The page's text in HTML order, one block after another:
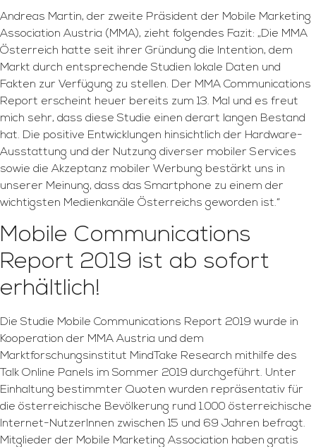
Andreas Martin, der zweite Präsident der Mobile Marketing
Association Austria (MMA), zieht folgendes Fazit: „Die MMA
Österreich hatte seit ihrer Gründung die Intention, dem
Markt durch entsprechende Studien lokale Daten und
Fakten zur Verfügung zu stellen. Der MMA Communications
Report erscheint heuer bereits zum 13. Mal und es freut
mich sehr, dass diese Studie einen derart langen Bestand
hat. Die positive Entwicklungen hinsichtlich der Hardware-
Ausstattung und der Nutzung diverser mobiler Services
sowie die Akzeptanz mobiler Werbung bestärkt uns in
unserer Meinung, dass das Smartphone zu einem der
wichtigsten Medienkanäle Österreichs geworden ist.“
Mobile Communications
Report 2019 ist ab sofort
erhältlich!
Die Studie Mobile Communications Report 2019 wurde in
Kooperation der MMA Austria und dem
Marktforschungsinstitut MindTake Research mithilfe des
Talk Online Panels im Sommer 2019 durchgeführt. Unter
Einhaltung bestimmter Quoten wurden repräsentativ für
die österreichische Bevölkerung rund 1.000 österreichische
Internet-NutzerInnen zwischen 15 und 69 Jahren befragt.
Mitglieder der Mobile Marketing Association haben gratis